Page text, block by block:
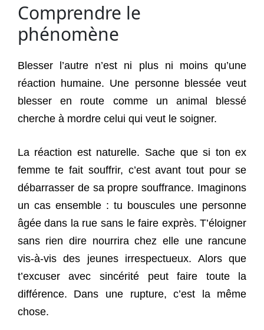
Comprendre le
phénomène
Blesser l’autre n’est ni plus ni moins qu’une
réaction humaine. Une personne blessée veut
blesser en route comme un animal blessé
cherche à mordre celui qui veut le soigner.
La réaction est naturelle. Sache que si ton ex
femme te fait souffrir, c’est avant tout pour se
débarrasser de sa propre souffrance. Imaginons
un cas ensemble : tu bouscules une personne
âgée dans la rue sans le faire exprès. T’éloigner
sans rien dire nourrira chez elle une rancune
vis-à-vis des jeunes irrespectueux. Alors que
t’excuser avec sincérité peut faire toute la
différence. Dans une rupture, c’est la même
chose.